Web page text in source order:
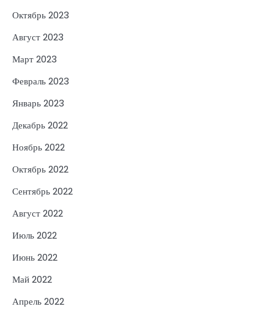
Октябрь 2023
Август 2023
Март 2023
Февраль 2023
Январь 2023
Декабрь 2022
Ноябрь 2022
Октябрь 2022
Сентябрь 2022
Август 2022
Июль 2022
Июнь 2022
Май 2022
Апрель 2022